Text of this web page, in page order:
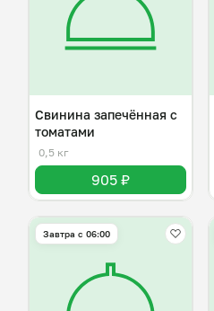
Свинина запечённая с
томатами
0,5 кг
905 ₽
Завтра c 06:00